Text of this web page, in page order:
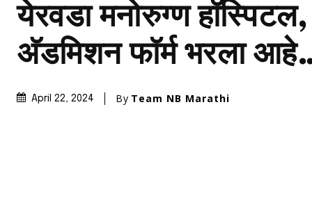
येरवडा मनोरुग्ण
अ‍ॅडमिशन फॉर्म भरला
April 22, 2024 By Team NB Marathi